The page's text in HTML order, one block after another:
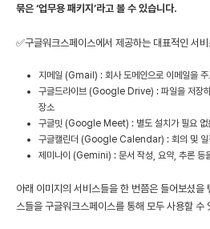
묶은 ‘업무용 패키지’라고 볼 수 있습니다.
✅구글워크스페이스에서 제공하는 대표적인 서
지메일 (Gmail) : 회사 도메인으로 이메일을 주
구글드라이브 (Google Drive) : 파일을 저장
장소
구글밋 (Google Meet) : 별도 설치가 필요 없
구글캘린더 (Google Calendar) : 회의 및 일
제미나이 (Gemini) : 문서 작성, 요약, 추론 등
아래 이미지의 서비스들을 한 번쯤은 들어보셨을
스들을 구글워크스페이스를 통해 모두 사용할 수